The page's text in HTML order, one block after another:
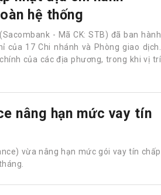
nhật địa chỉ hành
hệ thống
- Mã CK: STB) đã ban hành
nâng hạn mức vay tín